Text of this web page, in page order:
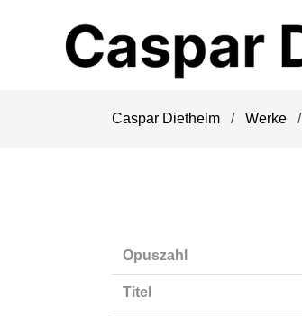
überspringen
Caspar Diethelm Werke
Opuszahl
Titel